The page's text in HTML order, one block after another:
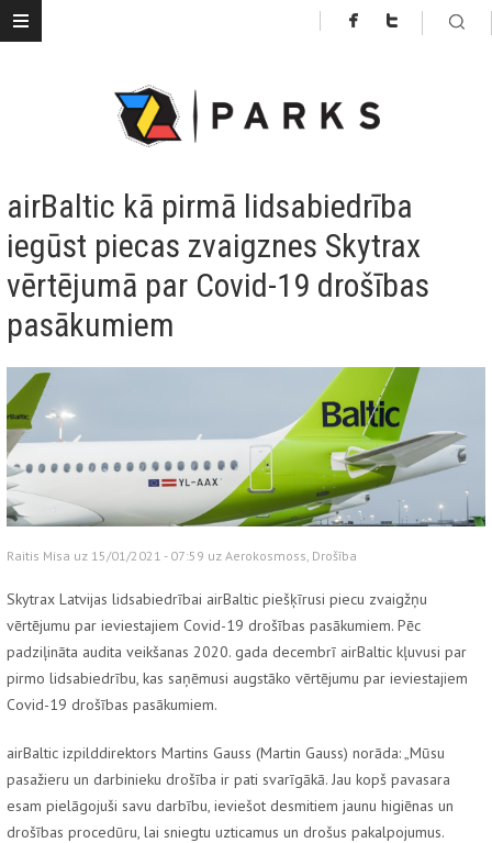
airBaltic kā pirmā lidsabiedrība
iegūst piecas zvaigznes Skytrax
vērtējumā par Covid-19 drošības
pasākumiem
Raitis Misa uz 15/01/2021 - 07:59 uz Aerokosmoss, Drošība
Skytrax Latvijas lidsabiedrībai airBaltic piešķīrusi piecu zvaigžņu
vērtējumu par ieviestajiem Covid-19 drošības pasākumiem. Pēc
padziļināta audita veikšanas 2020. gada decembrī airBaltic kļuvusi par
pirmo lidsabiedrību, kas saņēmusi augstāko vērtējumu par ieviestajiem
Covid-19 drošības pasākumiem.
airBaltic izpilddirektors Martins Gauss (Martin Gauss) norāda: „Mūsu
pasažieru un darbinieku drošība ir pati svarīgākā. Jau kopš pavasara
esam pielāgojuši savu darbību, ieviešot desmitiem jaunu higiēnas un
drošības procedūru, lai sniegtu uzticamus un drošus pakalpojumus.